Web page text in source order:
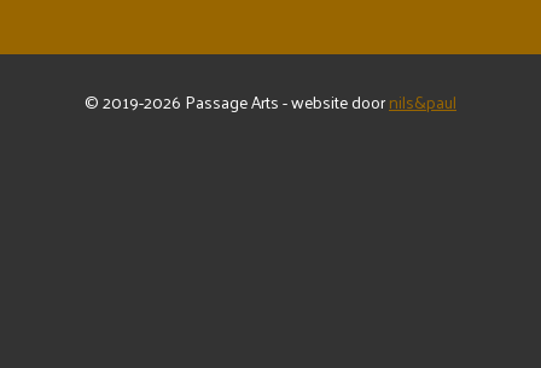
© 2019-2026 Passage Arts - website doornils&paul